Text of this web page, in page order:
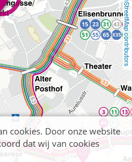
OpenStreetMap contributors
cookies. Door onze website
dat wij van cookies